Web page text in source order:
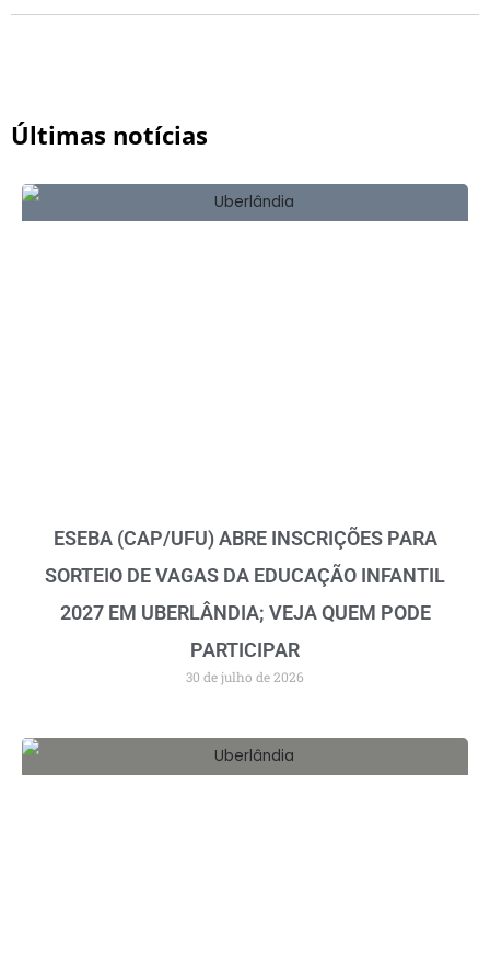
Últimas notícias
ESEBA (CAP/UFU) ABRE INSCRIÇÕES PARA
SORTEIO DE VAGAS DA EDUCAÇÃO INFANTIL
2027 EM UBERLÂNDIA; VEJA QUEM PODE
PARTICIPAR
30 de julho de 2026